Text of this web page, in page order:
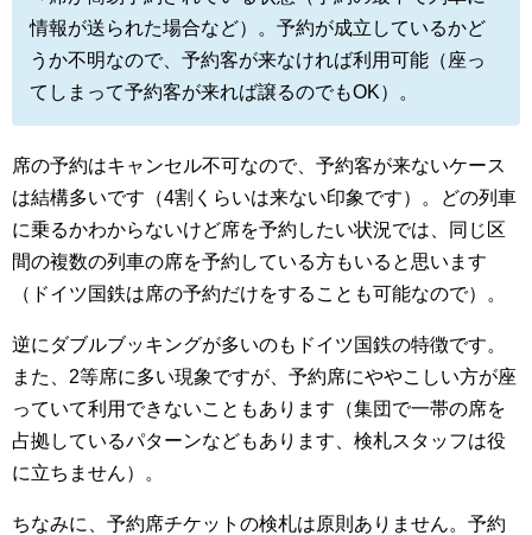
情報が送られた場合など）。予約が成立しているかど
うか不明なので、予約客が来なければ利用可能（座っ
てしまって予約客が来れば譲るのでもOK）。
席の予約はキャンセル不可なので、予約客が来ないケース
は結構多いです（4割くらいは来ない印象です）。どの列車
に乗るかわからないけど席を予約したい状況では、同じ区
間の複数の列車の席を予約している方もいると思います
（ドイツ国鉄は席の予約だけをすることも可能なので）。
逆にダブルブッキングが多いのもドイツ国鉄の特徴です。
また、2等席に多い現象ですが、予約席にややこしい方が座
っていて利用できないこともあります（集団で一帯の席を
占拠しているパターンなどもあります、検札スタッフは役
に立ちません）。
ちなみに、予約席チケットの検札は原則ありません。予約